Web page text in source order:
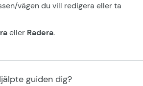
vägen du vill redigera eller ta
eller Radera.
guiden dig?